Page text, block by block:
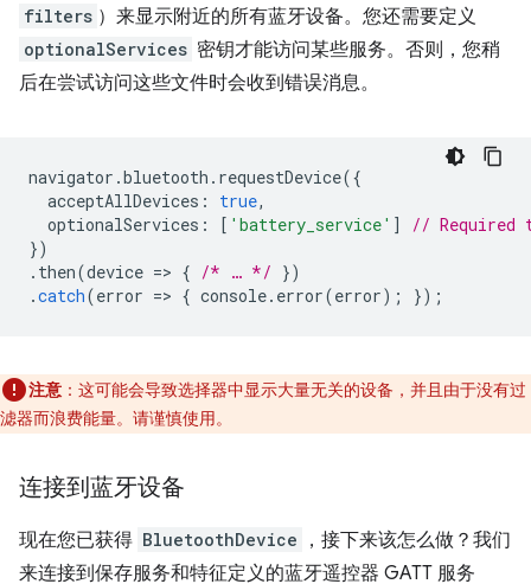
filters ）来显示附近的所有蓝牙设备。您还需要定义
optionalServices 密钥才能访问某些服务。否则，您稍
后在尝试访问这些文件时会收到错误消息。
navigator .bluetooth . requestDevice({
acceptAllDevices : true,
optionalServices : [ 'battery_service' ]
// Required
})
. then(device => { /* … */ })
.catch(error => { console. error(error); });
注意 ：这可能会导致选择器中显示大量无关的设备，并且由于没有过
滤器而浪费能量。请谨慎使用。
连接到蓝牙设备
现在您已获得 BluetoothDevice
，接下来该怎么做？我们
来连接到保存服务和特征定义的蓝牙遥控器 GATT 服务